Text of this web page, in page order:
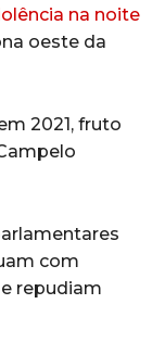
na noite
oeste da
2021, fruto
com
repudiam